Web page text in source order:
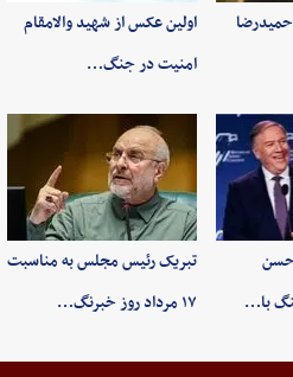
اولین عکس از شهید والامقام
امنیت در جنگ…
حسن
با…
تبریک رئیس مجلس به مناسبت
۱۷ مرداد روز خبرنگ…